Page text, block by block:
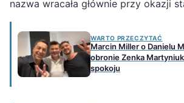
nazwa wracała głównie przy okazji
WARTO PRZECZYTAĆ
Marcin Miller o Danielu
obronie Zenka
spokoju